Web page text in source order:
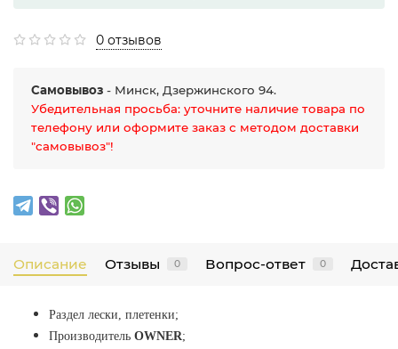
0 отзывов
Самовывоз - Минск, Дзержинского 94.
Убедительная просьба: уточните наличие товара по
телефону или оформите заказ с методом доставки
"самовывоз"!
Описание Отзывы 0 Вопрос-ответ 0
Раздел лески, плетенки;
Производитель OWNER;